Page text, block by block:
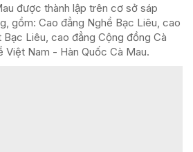
được thành lập trên cơ sở sáp
gồm: Cao đẳng Nghề Bạc Liêu, cao
Liêu, cao đẳng Cộng đồng Cà
Việt Nam - Hàn Quốc Cà Mau.